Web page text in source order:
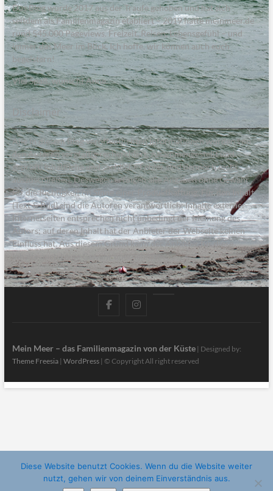
Das Blog wurde 2017 aus der Traufe gehoben und hat sich
seitdem als Familienmagazin etabliert – 2019 hatte meinmeer.de
rund 545.000 Pageviews. Freizeit, Reisen, Lebensgefühl – und
immer das Meer im Blick. Ich hoffe, wir können auch euch
begeistern!
Viel Spaß, wünscht Anne.
Disclaimer
Alle in diesem Blog veröffentlichten Informationen wurden von
den Autoren sorgfältig recherchiert, zusammengestellt und
geprüft. Inhaltliche und sachliche Fehler sind dennoch nicht
auszuschließen. Deswegen erfolgen alle Angaben ohne Gewähr
für die Richtigkeit im Sinne einer Produkthaftung. Für den Inhalt
(Text & Bild) sind die Autoren verantwortlich; Inhalte externer
Internetseiten entsprechen nicht unbedingt der Meinung des
Autors; auf deren Inhalt hat der Anbieter der Webseite keinen
Einfluss hat. Aus diesem Grund kann der Anbieter für diese
Inhalte auch keine Gewähr übernehmen.
facebookinstagram
Mein Meer – das Familienmagazin von der Küste| Designed by:
Theme Freesia| WordPress| © Copyright All right reserved
Diese Website benutzt Cookies. Wenn du die Website weiter
nutzt, gehen wir von deinem Einverständnis aus.